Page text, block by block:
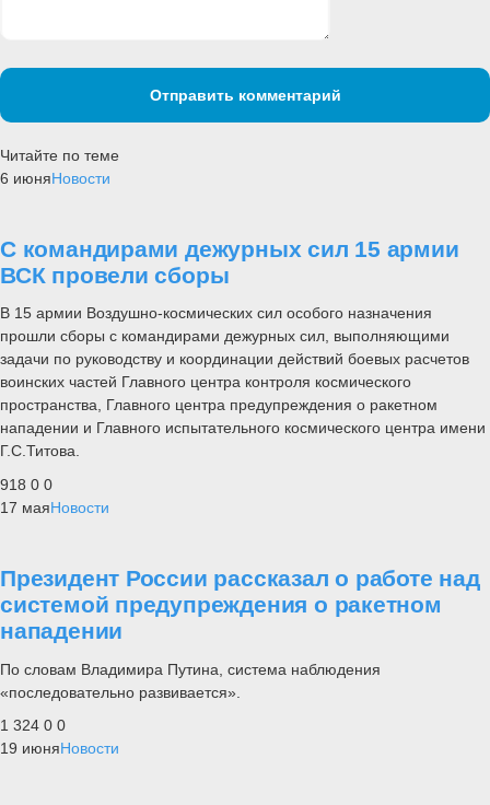
Отправить комментарий
Читайте по теме
6 июняНовости
С командирами дежурных сил 15 армии
ВСК провели сборы
В 15 армии Воздушно-космических сил особого назначения
прошли сборы с командирами дежурных сил, выполняющими
задачи по руководству и координации действий боевых расчетов
воинских частей Главного центра контроля космического
пространства, Главного центра предупреждения о ракетном
нападении и Главного испытательного космического центра имени
Г.С.Титова.
918 0 0
17 маяНовости
Президент России рассказал о работе над
системой предупреждения о ракетном
нападении
По словам Владимира Путина, система наблюдения
«последовательно развивается».
1 324 0 0
19 июняНовости